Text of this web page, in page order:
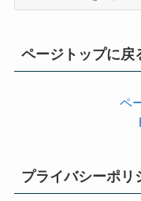
ページトップに戻
ペ
プライバシーポリ